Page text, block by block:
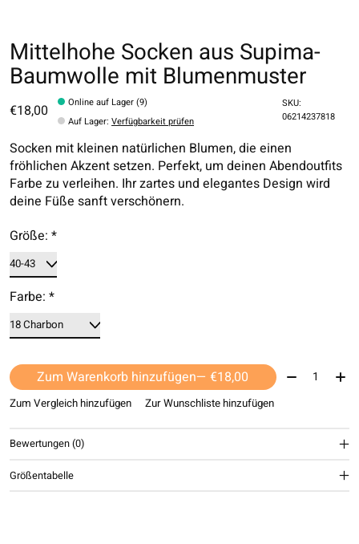
Mittelhohe Socken aus Supima-
Baumwolle mit Blumenmuster
€18,00
Online auf Lager (9)
Auf Lager:Verfügbarkeit prüfen
SKU:
06214237818
Socken mit kleinen natürlichen Blumen, die einen
fröhlichen Akzent setzen. Perfekt, um deinen Abendoutfits
Farbe zu verleihen. Ihr zartes und elegantes Design wird
deine Füße sanft verschönern.
Größe: *
Farbe: *
Zum Warenkorb hinzufügen — €18,00 Menge:
Zum Vergleich hinzufügen Zur Wunschliste hinzufügen
Bewertungen (0)
Größentabelle